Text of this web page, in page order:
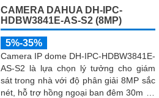
CAMERA DAHUA DH-IPC-
HDBW3841E-AS-S2 (8MP)
5%-35%
Camera IP dome DH-IPC-HDBW3841E-
AS-S2 là lựa chọn lý tưởng cho giám
sát trong nhà với độ phân giải 8MP sắc
nét, hỗ trợ hồng ngoại ban đêm 30m và